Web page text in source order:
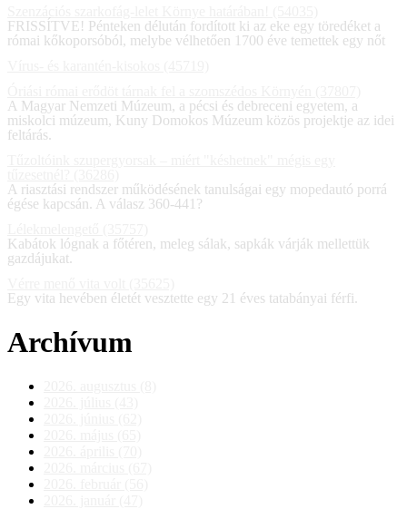
FRISSÍTVE! Pénteken délután fordított ki az eke egy töredéket a
római kőkoporsóból, melybe vélhetően 1700 éve temettek egy nőt
A Magyar Nemzeti Múzeum, a pécsi és debreceni egyetem, a
miskolci múzeum, Kuny Domokos Múzeum közös projektje az idei
feltárás.
A riasztási rendszer működésének tanulságai egy mopedautó porrá
égése kapcsán. A válasz 360-441?
Kabátok lógnak a főtéren, meleg sálak, sapkák várják mellettük
gazdájukat.
Egy vita hevében életét vesztette egy 21 éves tatabányai férfi.
Archívum